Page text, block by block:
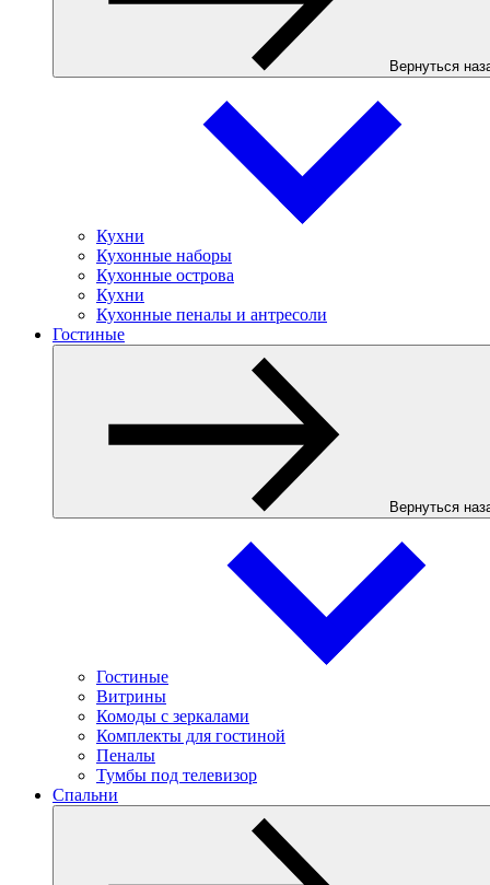
Вернуться
Кухни
Кухонные наборы
Кухонные острова
Кухни
Кухонные пеналы и антресоли
Гостиные
Вернуться
Гостиные
Витрины
Комоды с зеркалами
Комплекты для гостиной
Пеналы
Тумбы под телевизор
Спальни